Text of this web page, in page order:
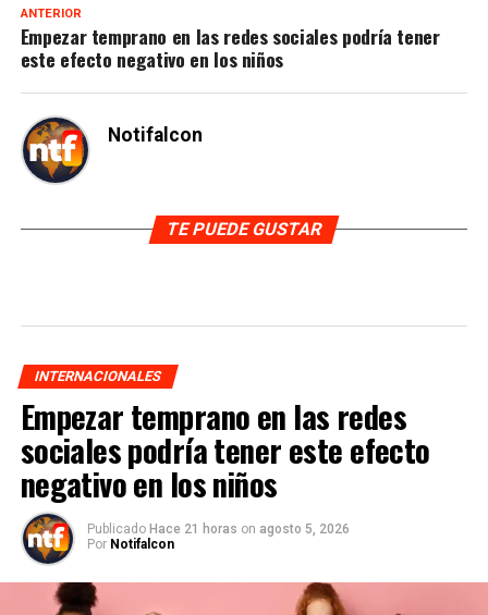
ANTERIOR
Empezar temprano en las redes sociales podría tener
este efecto negativo en los niños
Notifalcon
TE PUEDE GUSTAR
INTERNACIONALES
Empezar temprano en las redes
sociales podría tener este efecto
negativo en los niños
Publicado Hace 21 horas on agosto 5, 2026
Por Notifalcon